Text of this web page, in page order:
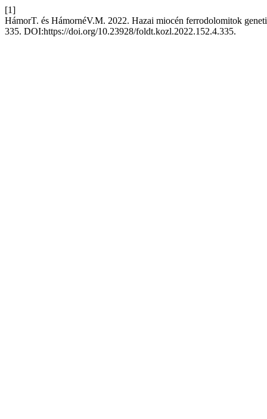
[1]
HámorT. és HámornéV.M. 2022. Hazai miocén ferrodolomitok
335. DOI:https://doi.org/10.23928/foldt.kozl.2022.152.4.335.